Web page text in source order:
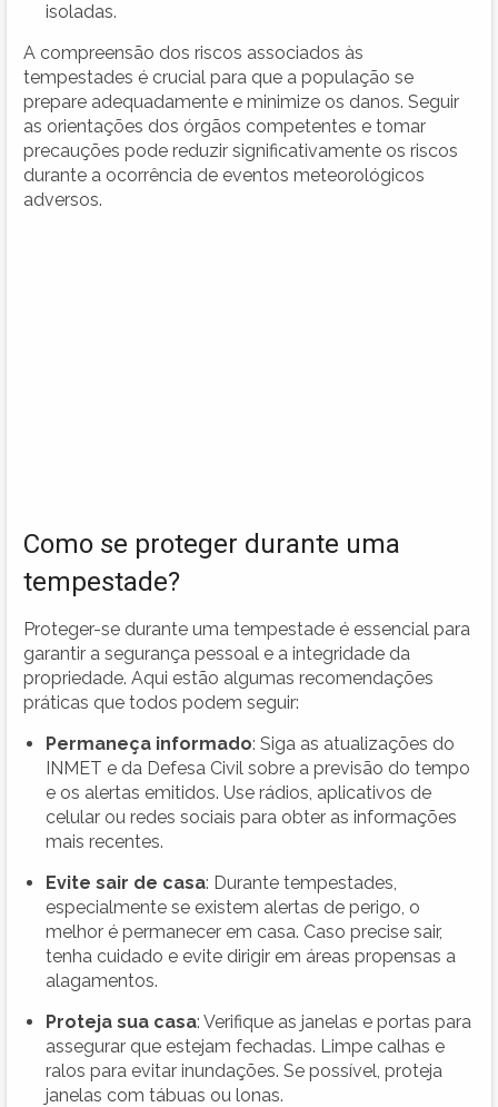
isoladas.
A compreensão dos riscos associados às
tempestades é crucial para que a população se
prepare adequadamente e minimize os danos. Seguir
as orientações dos órgãos competentes e tomar
precauções pode reduzir significativamente os riscos
durante a ocorrência de eventos meteorológicos
adversos.
Como se proteger durante uma
tempestade?
Proteger-se durante uma tempestade é essencial para
garantir a segurança pessoal e a integridade da
propriedade. Aqui estão algumas recomendações
práticas que todos podem seguir:
Permaneça informado: Siga as atualizações do
INMET e da Defesa Civil sobre a previsão do tempo
e os alertas emitidos. Use rádios, aplicativos de
celular ou redes sociais para obter as informações
mais recentes.
Evite sair de casa: Durante tempestades,
especialmente se existem alertas de perigo, o
melhor é permanecer em casa. Caso precise sair,
tenha cuidado e evite dirigir em áreas propensas a
alagamentos.
Proteja sua casa: Verifique as janelas e portas para
assegurar que estejam fechadas. Limpe calhas e
ralos para evitar inundações. Se possível, proteja
janelas com tábuas ou lonas.